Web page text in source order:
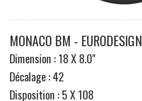
MONACO BM - EURODESIGN
Dimension : 18 X 8.0"
Décalage : 42
Disposition : 5 X 108